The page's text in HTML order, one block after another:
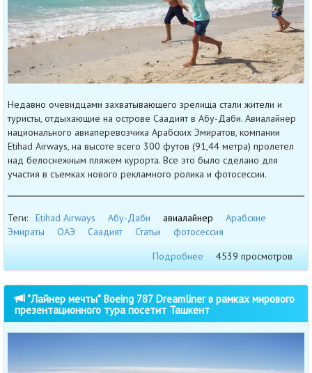
Недавно очевидцами захватывающего зрелища стали жители и
туристы, отдыхающие на острове Саадият в Абу-Даби. Авиалайнер
национального авиаперевозчика Арабских Эмиратов, компании
Etihad Airways, на высоте всего 300 футов (91,44 метра) пролетел
над белоснежным пляжем курорта. Все это было сделано для
участия в съемках нового рекламного ролика и фотосессии.
Теги: Etihad Airways Абу-Даби авиалайнер
Арабские
Эмираты
ОАЭ Саадият Статьи
фотосессия
Подробнее
4539 просмотров
"Лайнер мечты" Boeing 787 Dreamliner в рамках мирового
презентационного тура посетит Ташкент